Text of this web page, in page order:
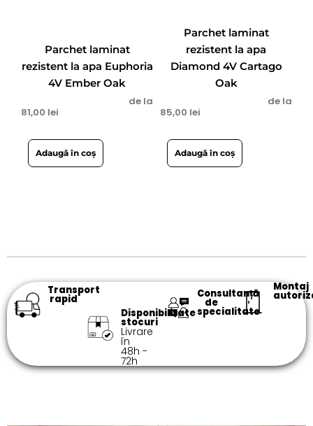
Parchet laminat
rezistent la apa Euphoria
4V Ember Oak
de la
81,00 lei
Adaugă în coș
Parchet laminat
rezistent la apa
Diamond 4V Cartago
Oak
de la
85,00 lei
Adaugă în coș
Transport
rapid
Disponibilitate
stocuri
Livrare
în
48h -
72h​
Consultanță
de
specialitate​
Montaj